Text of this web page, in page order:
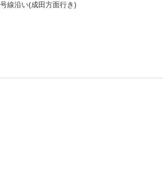
線沿い(成田方面行き)